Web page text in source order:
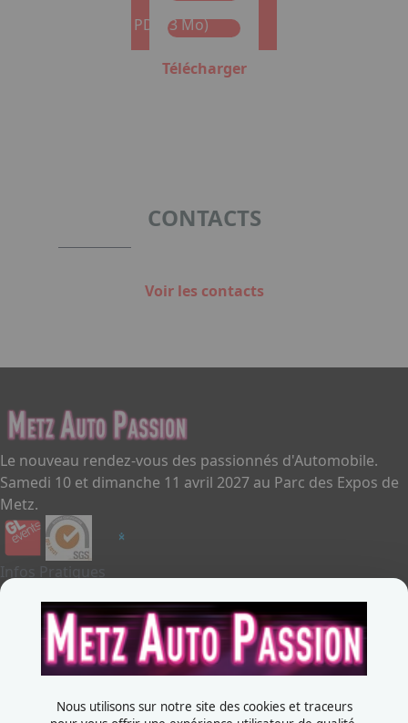
Format : PDF (3 Mo)
Télécharger
CONTACTS
Voir les contacts
Le nouveau rendez-vous des passionnés d'Automobile.
Samedi 10 et dimanche 11 avril 2027 au Parc des Expos de
Metz.
Infos Pratiques
Je souhaite exposer
Metz Auto Passion
Contactez-nous
Nous utilisons sur notre site des cookies et traceurs